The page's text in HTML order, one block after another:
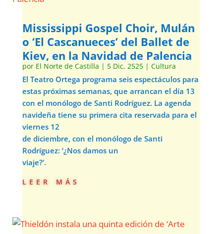
Mississippi Gospel Choir, Mulán
o ‘El Cascanueces’ del Ballet de
Kiev, en la Navidad de Palencia
por El Norte de Castilla | 5 Dic, 2525| Cultura
El Teatro Ortega programa seis espectáculos para
estas próximas semanas, que arrancan el día 13
con el monólogo de Santi Rodríguez. La agenda
navideña tiene su primera cita reservada para el
viernes 12
de diciembre, con el monólogo de Santi
Rodríguez: ‘¿Nos damos un
viaje?’.
leer más